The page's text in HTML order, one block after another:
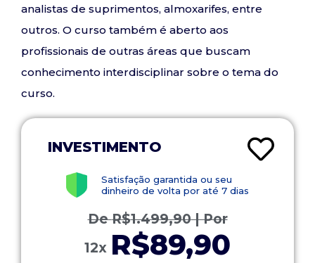
analistas de suprimentos, almoxarifes, entre
outros. O curso também é aberto aos
profissionais de outras áreas que buscam
conhecimento interdisciplinar sobre o tema do
curso.
INVESTIMENTO
Satisfação garantida ou seu
dinheiro de volta por até 7 dias
DeR$1.499,90| Por
12x R$89,90